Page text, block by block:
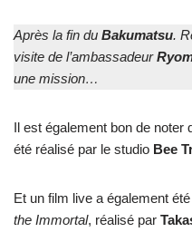
Après la fin du Bakumatsu.
visite de l’ambassadeur
une mission…
Il est également bon de noter
été réalisé par le studio Bee
Et un film live a également
the Immortal, réalisé par